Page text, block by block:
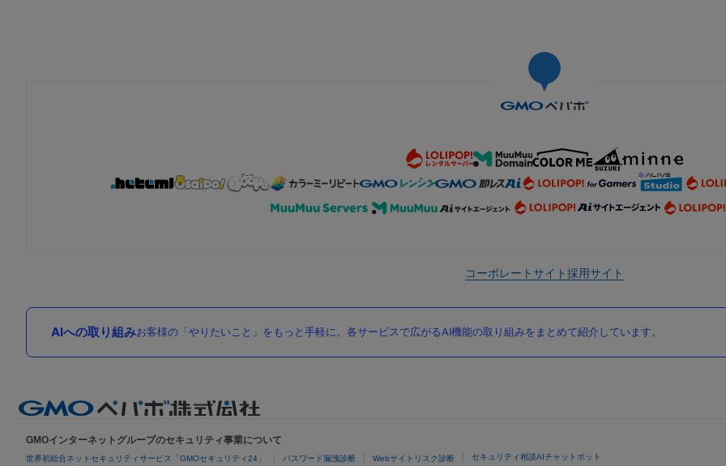
コーポレートサイト採用サイト
AIへの取り組みお客様の「やりたいこと」をもっと手軽に。各サービスで広がるAI機能の取り組みをまとめて紹介しています。
GMOインターネットグループのセキュリティ事業について
世界初総合ネットセキュリティサービス「GMOセキュリティ24」 パスワード漏洩診断 Webサイトリスク診断 セキュリティ相談AIチャットボット